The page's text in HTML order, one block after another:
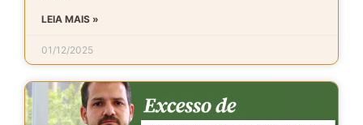
LEIA MAIS »
01/12/2025